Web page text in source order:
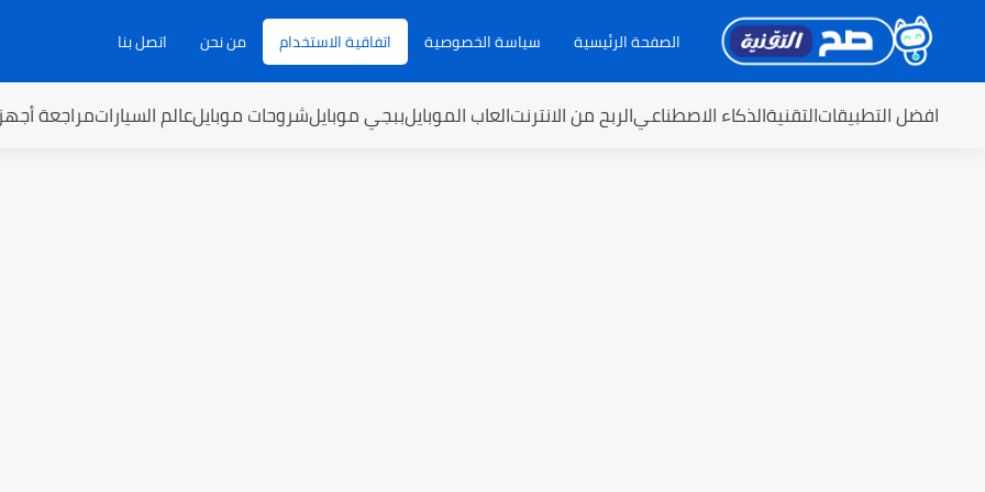
الصفحة الرئيسية سياسة الخصوصية اتفاقية الاستخدام من نحن اتصل بنا
افضل التطبيقاتالتقنيةالذكاء الاصطناعيالربح من الانترنتالعاب الموبايلببجي موبايلشروحات موبايلعالم السياراتمراجعة